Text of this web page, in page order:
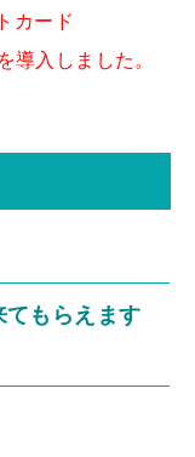
カード
導入しました。
もらえます